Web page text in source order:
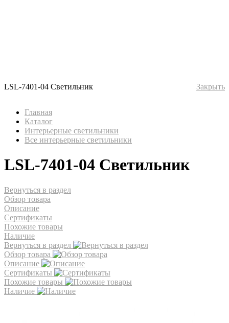
LSL-7401-04 Светильник Закрыть
Главная
Каталог
Интерьерные светильники
Все интерьерные светильники
LSL-7401-04 Светильник
Вернуться в раздел
Обзор товара
Описание
Сертификаты
Похожие товары
Наличие
Вернуться в раздел
Обзор товара
Описание
Сертификаты
Похожие товары
Наличие